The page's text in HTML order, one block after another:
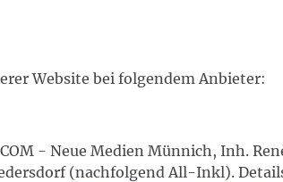
Website bei folgendem Anbieter:
- Neue Medien Münnich, Inh.
(nachfolgend All-Inkl).